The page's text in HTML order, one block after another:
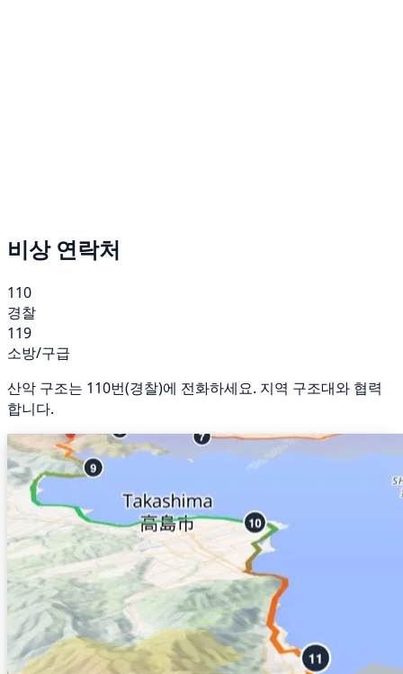
비상 연락처
110
경찰
119
소방/구급
산악 구조는 110번(경찰)에 전화하세요. 지역 구조대와 협력
합니다.